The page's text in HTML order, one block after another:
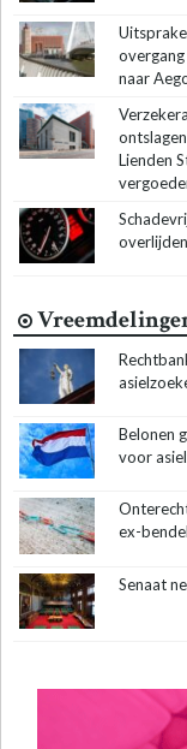
naar
Lienden
Belonen
voor
ex-
Senaat